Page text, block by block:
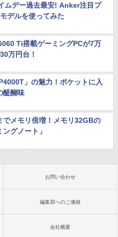
ムデー過去最安! Anker注目プ
デルを使ってみた
Ti搭載ゲーミングPCが7万
万円台！
」の魅力！ポケットに入
醍醐味
でメモリ倍増！メモリ32GBの
ングノート」
お問い合わせ
編集部へのご連絡
会社概要